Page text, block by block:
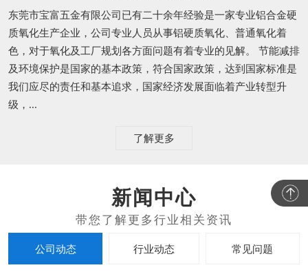
东莞市宝富五金有限公司已有二十余年经验是一家专业铝合金硬
质氧化生产企业，公司专业人员从事铝硬质氧化、普通氧化着
色，对于氧化及工厂规划各方面问题有着专业的见解。 节能减排
及环境保护是国家的基本政策，符合国家政策，达到国家标准是
我们应尽的责任和基本追求，国家经济发展面临着产业转型升
级，...
了解更多
新闻中心
公司动态 行业动态 常见问题